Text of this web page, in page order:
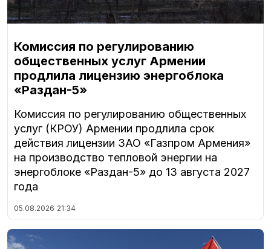
Комиссия по регулированию
общественных услуг Армении
продлила лицензию энергоблока
«Раздан-5»
Комиссия по регулированию общественных
услуг (КРОУ) Армении продлила срок
действия лицензии ЗАО «Газпром Армения»
на производство тепловой энергии на
энергоблоке «Раздан-5» до 13 августа 2027
года
05.08.2026 21:34